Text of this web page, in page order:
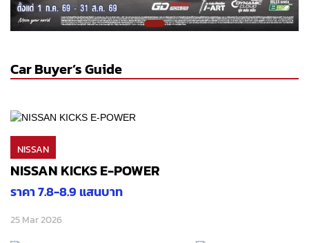
Car Buyer’s Guide
NISSAN
NISSAN KICKS E-POWER
ราคา 7.8-8.9 แสนบาท
25 Mar 2026